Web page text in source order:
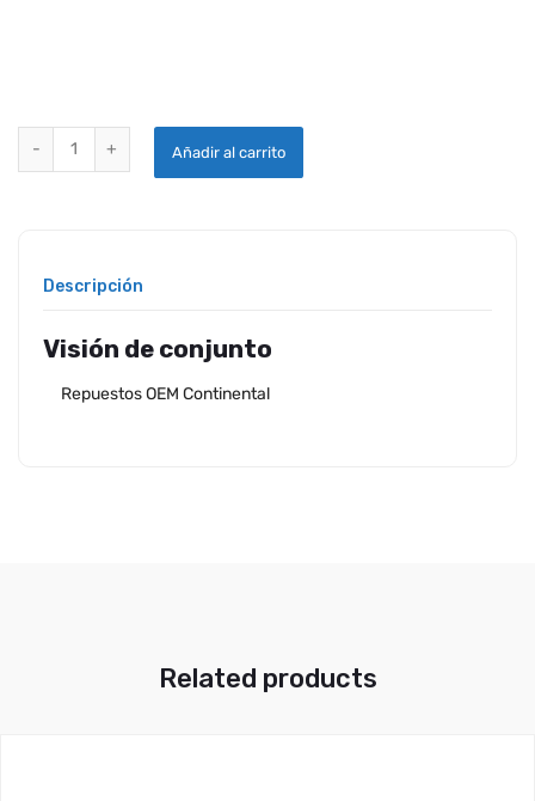
TUERCA DEL TCM, HEX 10-400186 quantity
Añadir al carrito
Descripción
Visión de conjunto
Repuestos OEM Continental
Related products